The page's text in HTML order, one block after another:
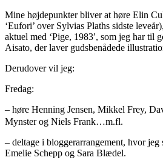
Mine højdepunkter bliver at høre Elin
‘Eufori’ over Sylvias Plaths sidste
aktuel med ‘Pige, 1983′, som jeg har til
Aisato, der laver gudsbenådede
Derudover vil jeg:
Fredag:
– høre Henning Jensen, Mikkel Frey,
Mynster og Niels Frank…m.fl.
– deltage i bloggerarrangement, hvor
Emelie Schepp og Sara Blædel.